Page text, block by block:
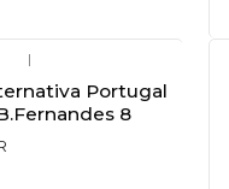
|
Portugal
8